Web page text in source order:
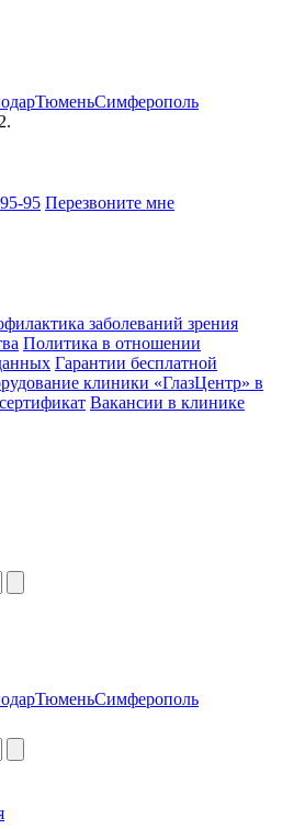
ТюменьСимферополь
95 Перезвоните мне
заболеваний зрения
Политика в отношении
Гарантии бесплатной
клиники «ГлазЦентр» в
Вакансии в клинике
ТюменьСимферополь